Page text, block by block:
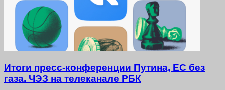
Итоги пресс-конференции Путина, ЕС без
газа. ЧЭЗ на телеканале РБК